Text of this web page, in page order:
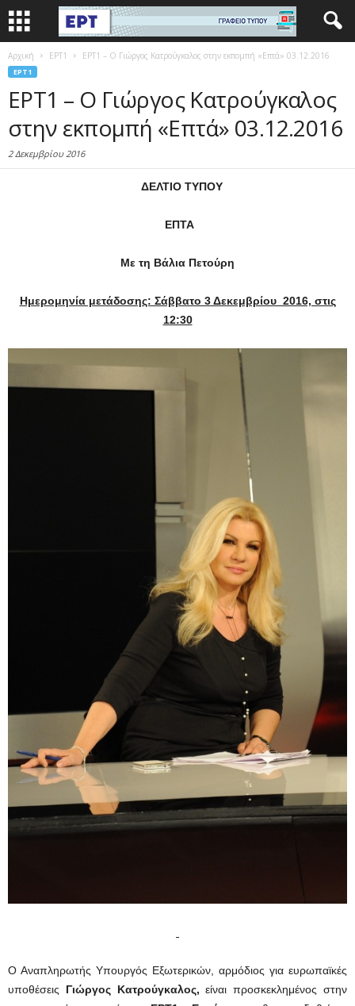
Αρχική EΡΤ1 ΕΡΤ1 – Ο Γιώργος Κατρούγκαλος στην εκπομπή «Επτά» 03.12.2016
EΡΤ1
ΕΡΤ1 – Ο Γιώργος Κατρούγκαλος
στην εκπομπή «Επτά» 03.12.2016
2 Δεκεμβρίου 2016
ΔΕΛΤΙΟ ΤΥΠΟΥ
ΕΠΤΑ
Με τη Βάλια Πετούρη
Ημερομηνία μετάδοσης: Σάββατο 3 Δεκεμβρίου 2016, στις
12:30
Ο Αναπληρωτής Υπουργός Εξωτερικών, αρμόδιος για ευρωπαϊκές
υποθέσεις Γιώργος Κατρούγκαλος, είναι προσκεκλημένος στην